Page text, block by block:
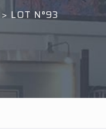
> LOT N°93